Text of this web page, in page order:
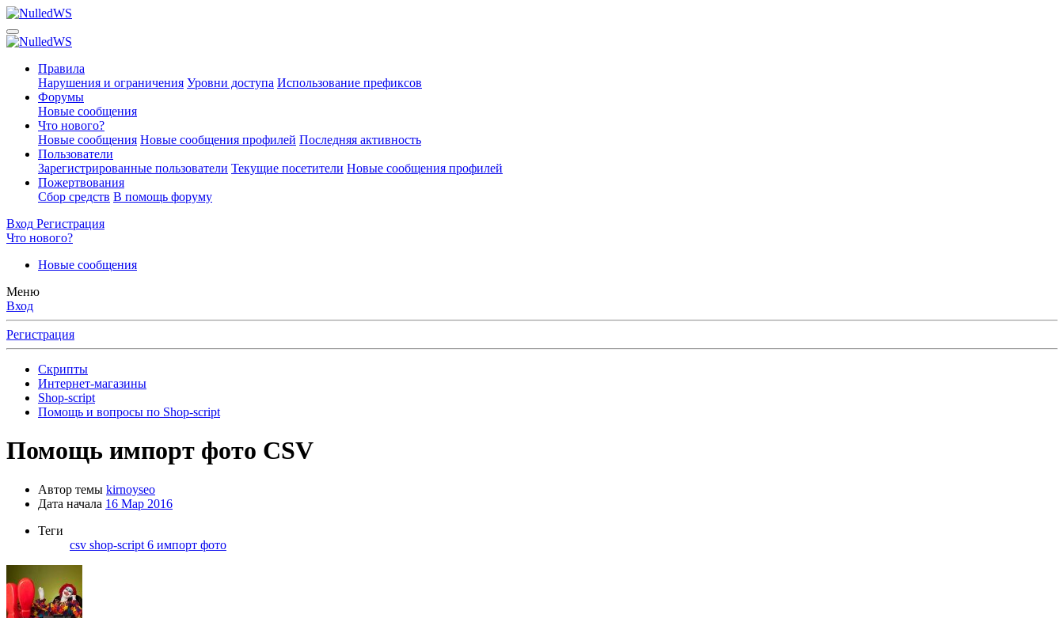
Правила
Нарушения и ограничения Уровни доступа Использование префиксов
Форумы
Новые сообщения
Что нового?
Новые сообщения Новые сообщения профилей Последняя активность
Пользователи
Зарегистрированные пользователи Текущие посетители Новые сообщения профилей
Пожертвования
Сбор средств В помощь форуму
Вход Регистрация
Что нового?
Новые сообщения
Меню
Вход
Регистрация
Скрипты
Интернет-магазины
Shop-script
Помощь и вопросы по Shop-script
Помощь импорт фото CSV
Автор темы kirnoyseo
Дата начала 16 Мар 2016
Теги
csv shop-script 6 импорт фото